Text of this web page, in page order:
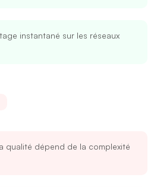
instantané sur les réseaux
qualité dépend de la complexité